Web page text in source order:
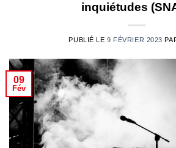
inquiétudes
PUBLIÉ LE9 FÉVRIER 2023
09
Fév